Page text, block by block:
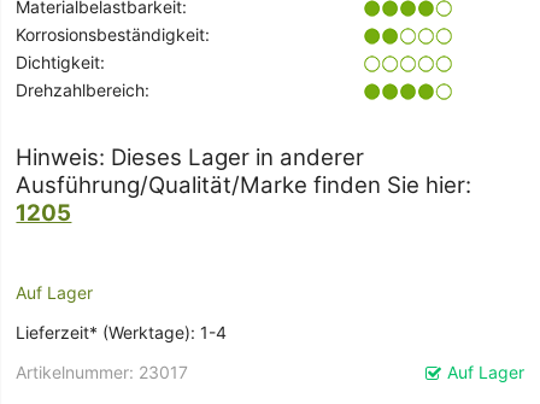
Materialbelastbarkeit:
Korrosionsbeständigkeit:
Dichtigkeit:
Drehzahlbereich:
Hinweis: Dieses Lager in anderer
Ausführung/Qualität/Marke finden Sie hier:
1205
Auf Lager
Lieferzeit* (Werktage): 1-4
Auf Lager
Artikelnummer 23017